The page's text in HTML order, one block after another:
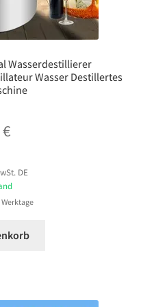
Wasserdestillierer
Wasser Destillertes
€
DE